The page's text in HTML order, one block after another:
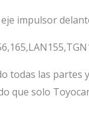
impulsor
todas las partes
que solo